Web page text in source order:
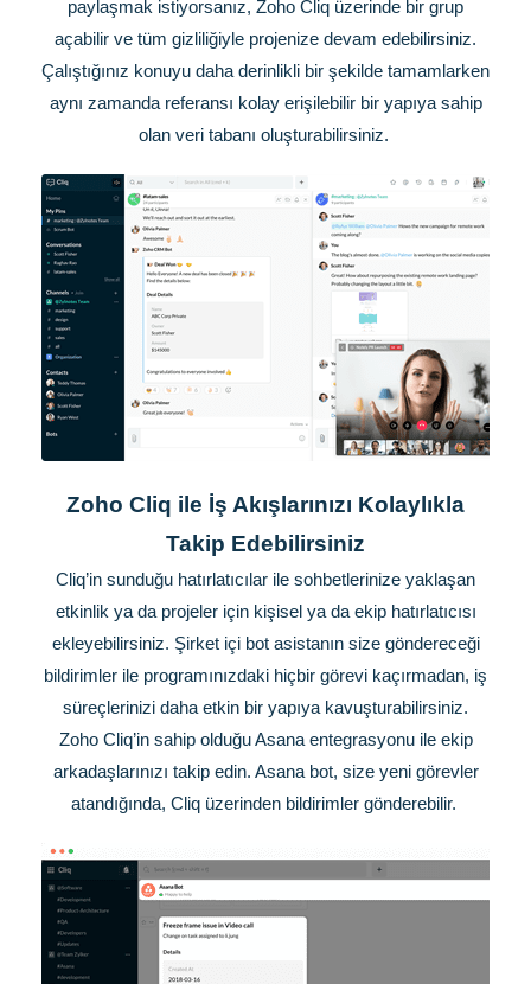
paylaşmak istiyorsanız, Zoho Cliq üzerinde bir grup
açabilir ve tüm gizliliğiyle projenize devam edebilirsiniz.
Çalıştığınız konuyu daha derinlikli bir şekilde tamamlarken
aynı zamanda referansı kolay erişilebilir bir yapıya sahip
olan veri tabanı oluşturabilirsiniz.
Zoho Cliq ile İş Akışlarınızı Kolaylıkla
Takip Edebilirsiniz
Cliq’in sunduğu hatırlatıcılar ile sohbetlerinize yaklaşan
etkinlik ya da projeler için kişisel ya da ekip hatırlatıcısı
ekleyebilirsiniz. Şirket içi bot asistanın size göndereceği
bildirimler ile programınızdaki hiçbir görevi kaçırmadan, iş
süreçlerinizi daha etkin bir yapıya kavuşturabilirsiniz.
Zoho Cliq’in sahip olduğu Asana entegrasyonu ile ekip
arkadaşlarınızı takip edin. Asana bot, size yeni görevler
atandığında, Cliq üzerinden bildirimler gönderebilir.